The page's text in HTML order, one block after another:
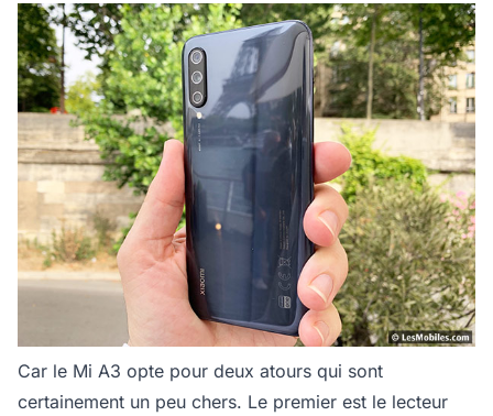
Car le Mi A3 opte pour deux atours qui sont
certainement un peu chers. Le premier est le lecteur